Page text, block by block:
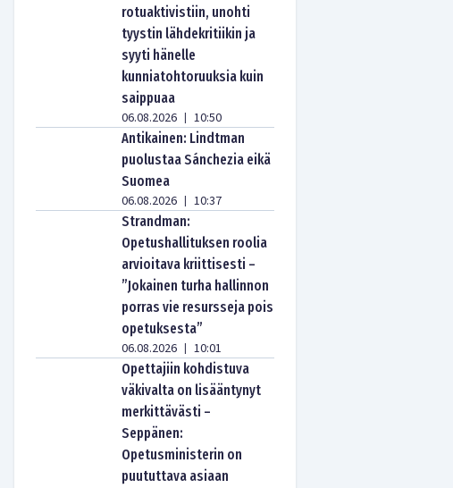
rotuaktivistiin, unohti
tyystin lähdekritiikin ja
syyti hänelle
kunniatohtoruuksia kuin
saippuaa
06.08.2026 | 10:50
Antikainen: Lindtman
puolustaa Sánchezia eikä
Suomea
06.08.2026 | 10:37
Strandman:
Opetushallituksen roolia
arvioitava kriittisesti –
”Jokainen turha hallinnon
porras vie resursseja pois
opetuksesta”
06.08.2026 | 10:01
Opettajiin kohdistuva
väkivalta on lisääntynyt
merkittävästi –
Seppänen:
Opetusministerin on
puututtava asiaan